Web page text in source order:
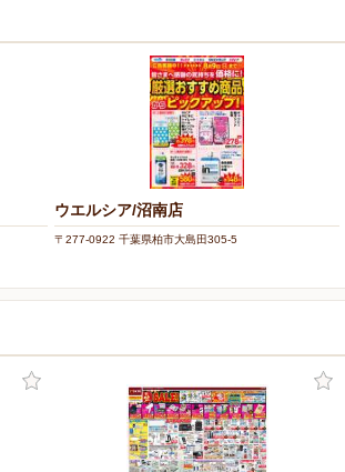
ウエルシア/沼南店
〒277-0922 千葉県柏市大島田305-5